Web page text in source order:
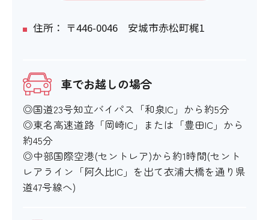
住所： 〒446-0046 安城市赤松町梶1
車でお越しの場合
◎国道23号知立バイパス「和泉IC」から約5分
◎東名高速道路「岡崎IC」または「豊田IC」から
約45分
◎中部国際空港(セントレア)から約1時間(セント
レアライン「阿久比IC」を出て衣浦大橋を通り県
道47号線へ)